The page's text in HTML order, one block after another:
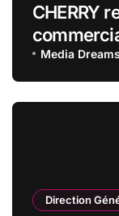
CHERRY
Media Dreams
Direction